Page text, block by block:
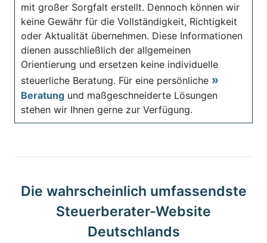
mit großer Sorgfalt erstellt. Dennoch können wir
keine Gewähr für die Vollständigkeit, Richtigkeit
oder Aktualität übernehmen. Diese Informationen
dienen ausschließlich der allgemeinen
Orientierung und ersetzen keine individuelle
steuerliche Beratung. Für eine persönliche
Beratung und maßgeschneiderte Lösungen
stehen wir Ihnen gerne zur Verfügung.
Die wahrscheinlich umfassendste
Steuerberater-Website
Deutschlands